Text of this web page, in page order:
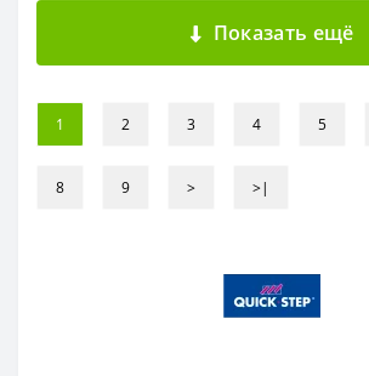
Показать ещё
1 2 3 4 5
8 9 > >|